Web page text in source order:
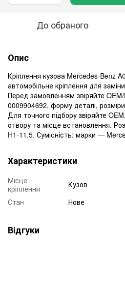
До обраного
Опис
Кріплення кузова Mercedes-Benz
автомобільне кріплення для
Перед замовленням звіряйте
0009904692, форму деталі,
Для точного підбору звіряйте
отвору та місце встановлення.
H1-11.5. Сумісність: марки —
Характеристики
Місце
кріплення
Кузов
Стан
Нове
Відгуки